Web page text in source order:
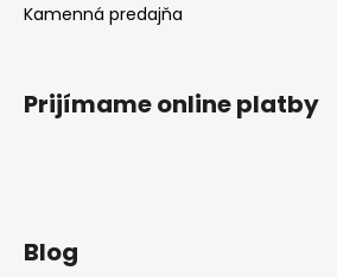
Kamenná predajňa
Prijímame online platby
Blog